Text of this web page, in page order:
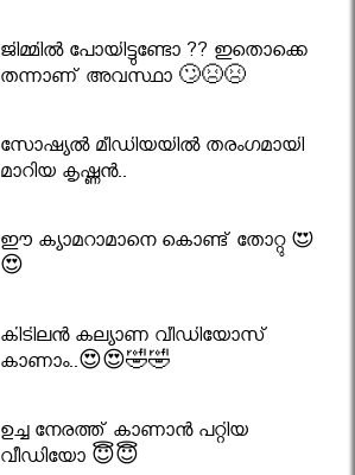
ജിമ്മിൽ പോയിട്ടുണ്ടോ ?? ഇതൊക്കെ
തന്നാണ് അവസ്ഥാ 🙄😣😣
സോഷ്യൽ മീഡിയയിൽ തരംഗമായി
മാറിയ കൃഷ്ണൻ..
ഈ ക്യാമറാമാനെ കൊണ്ട് തോറ്റു 😍
😍
കിടിലൻ കല്യാണ വീഡിയോസ്
കാണാം..😍😍🤣🤣
ഉച്ച നേരത്ത് കാണാൻ പറ്റിയ
വീഡിയോ 😇😇